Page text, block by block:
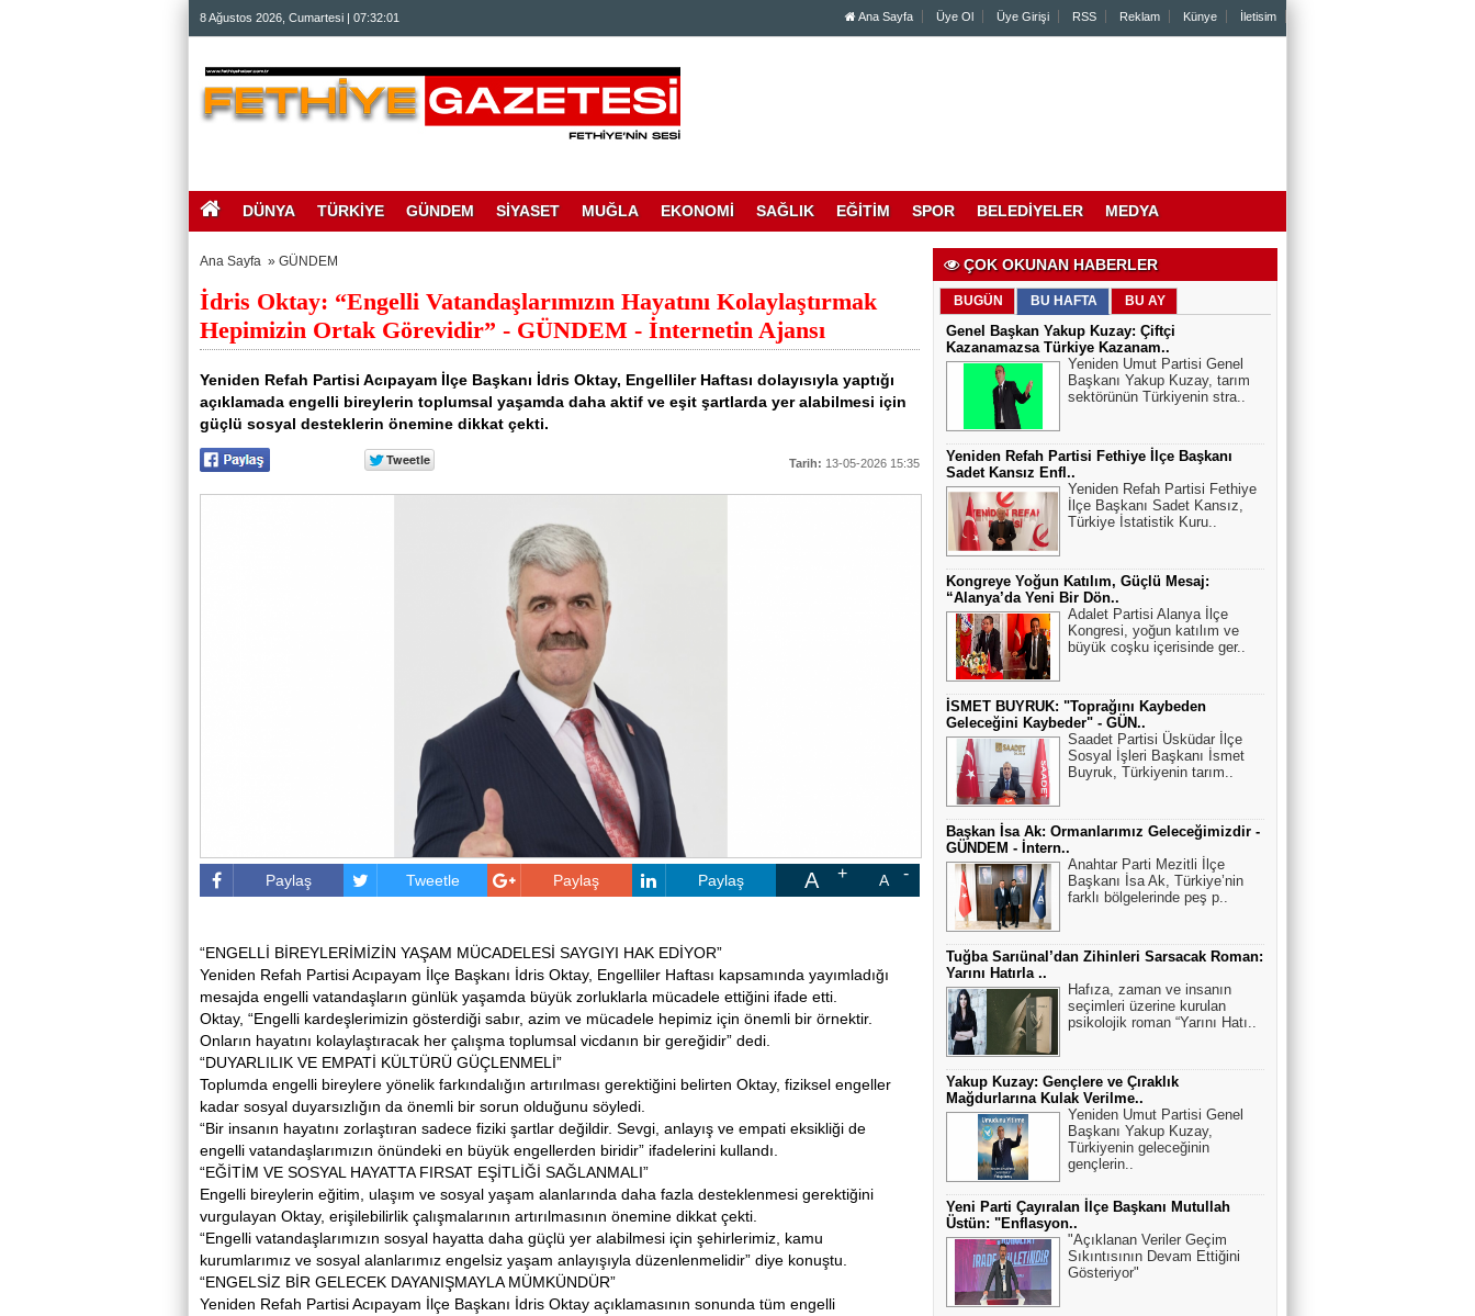
8 Ağustos 2026, Cumartesi | 07:32:01 Ana Sayfa Üye Ol Üye Girişi RSS Reklam Künye İletisim
DÜNYA TÜRKİYE GÜNDEM SİYASET MUĞLA EKONOMİ SAĞLIK EĞİTİM SPOR BELEDİYELER MEDYA
Ana Sayfa » GÜNDEM
İdris Oktay: “Engelli Vatandaşlarımızın Hayatını Kolaylaştırmak
Hepimizin Ortak Görevidir” - GÜNDEM - İnternetin Ajansı
Yeniden Refah Partisi Acıpayam İlçe Başkanı İdris Oktay, Engelliler Haftası dolayısıyla yaptığı
açıklamada engelli bireylerin toplumsal yaşamda daha aktif ve eşit şartlarda yer alabilmesi için
güçlü sosyal desteklerin önemine dikkat çekti.
Tarih: 13-05-2026 15:35
Paylaş Tweetle Paylaş Paylaş A A
“ENGELLİ BİREYLERİMİZİN YAŞAM MÜCADELESİ SAYGIYI HAK EDİYOR”
Yeniden Refah Partisi Acıpayam İlçe Başkanı İdris Oktay, Engelliler Haftası kapsamında yayımladığı
mesajda engelli vatandaşların günlük yaşamda büyük zorluklarla mücadele ettiğini ifade etti.
Oktay, “Engelli kardeşlerimizin gösterdiği sabır, azim ve mücadele hepimiz için önemli bir örnektir.
Onların hayatını kolaylaştıracak her çalışma toplumsal vicdanın bir gereğidir” dedi.
“DUYARLILIK VE EMPATİ KÜLTÜRÜ GÜÇLENMELİ”
Toplumda engelli bireylere yönelik farkındalığın artırılması gerektiğini belirten Oktay, fiziksel engeller
kadar sosyal duyarsızlığın da önemli bir sorun olduğunu söyledi.
“Bir insanın hayatını zorlaştıran sadece fiziki şartlar değildir. Sevgi, anlayış ve empati eksikliği de
engelli vatandaşlarımızın önündeki en büyük engellerden biridir” ifadelerini kullandı.
“EĞİTİM VE SOSYAL HAYATTA FIRSAT EŞİTLİĞİ SAĞLANMALI”
Engelli bireylerin eğitim, ulaşım ve sosyal yaşam alanlarında daha fazla desteklenmesi gerektiğini
vurgulayan Oktay, erişilebilirlik çalışmalarının artırılmasının önemine dikkat çekti.
“Engelli vatandaşlarımızın sosyal hayatta daha güçlü yer alabilmesi için şehirlerimiz, kamu
kurumlarımız ve sosyal alanlarımız engelsiz yaşam anlayışıyla düzenlenmelidir” diye konuştu.
“ENGELSİZ BİR GELECEK DAYANIŞMAYLA MÜMKÜNDÜR”
Yeniden Refah Partisi Acıpayam İlçe Başkanı İdris Oktay açıklamasının sonunda tüm engelli
ÇOK OKUNAN HABERLER
BUGÜN BU HAFTA BU AY
Genel Başkan Yakup Kuzay: Çiftçi
Kazanamazsa Türkiye Kazanam..
Yeniden Umut Partisi Genel
Başkanı Yakup Kuzay, tarım
sektörünün Türkiyenin stra..
Yeniden Refah Partisi Fethiye İlçe Başkanı
Sadet Kansız Enfl..
Yeniden Refah Partisi Fethiye
İlçe Başkanı Sadet Kansız,
Türkiye İstatistik Kuru..
Kongreye Yoğun Katılım, Güçlü Mesaj:
“Alanya’da Yeni Bir Dön..
Adalet Partisi Alanya İlçe
Kongresi, yoğun katılım ve
büyük coşku içerisinde ger..
İSMET BUYRUK: "Toprağını Kaybeden
Geleceğini Kaybeder" - GÜN..
Saadet Partisi Üsküdar İlçe
Sosyal İşleri Başkanı İsmet
Buyruk, Türkiyenin tarım..
Başkan İsa Ak: Ormanlarımız Geleceğimizdir -
GÜNDEM - İntern..
Anahtar Parti Mezitli İlçe
Başkanı İsa Ak, Türkiye’nin
farklı bölgelerinde peş p..
Tuğba Sarıünal’dan Zihinleri Sarsacak Roman:
Yarını Hatırla ..
Hafıza, zaman ve insanın
seçimleri üzerine kurulan
psikolojik roman “Yarını Hatı..
Yakup Kuzay: Gençlere ve Çıraklık
Mağdurlarına Kulak Verilme..
Yeniden Umut Partisi Genel
Başkanı Yakup Kuzay,
Türkiyenin geleceğinin
gençlerin..
Yeni Parti Çayıralan İlçe Başkanı Mutullah
Üstün: "Enflasyon..
"Açıklanan Veriler Geçim
Sıkıntısının Devam Ettiğini
Gösteriyor"